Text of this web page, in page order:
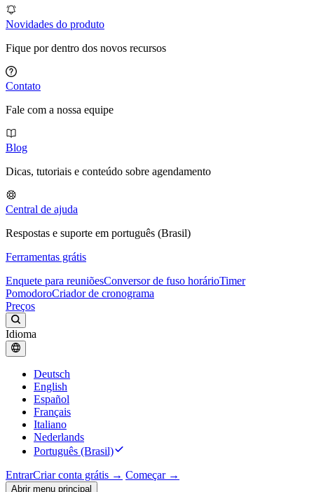
Novidades do produto
Fique por dentro dos novos recursos
Contato
Fale com a nossa equipe
Blog
Dicas, tutoriais e conteúdo sobre agendamento
Central de ajuda
Respostas e suporte em português (Brasil)
Ferramentas grátis
Enquete para reuniõesConversor de fuso horárioTimer
PomodoroCriador de cronograma
Preços
Idioma
Deutsch
English
Español
Français
Italiano
Nederlands
Português (Brasil)
EntrarCriar conta grátis → Começar →
Abrir menu principal